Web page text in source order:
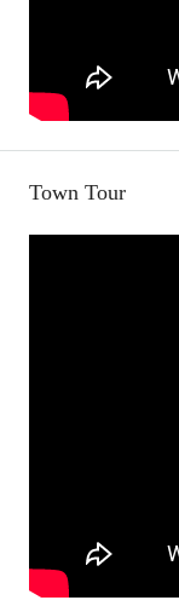
Town Tour